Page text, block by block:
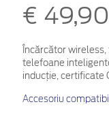
€ 49,90
Încărcător
telefoane
inducție, certificate
Accesoriu